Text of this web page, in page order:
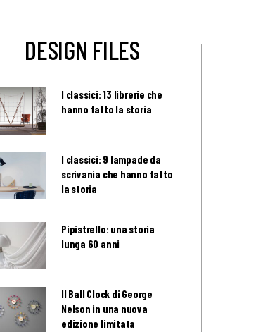
DESIGN FILES
I classici: 13 librerie che
hanno fatto la storia
I classici: 9 lampade da
scrivania che hanno fatto
la storia
Pipistrello: una storia
lunga 60 anni
Il Ball Clock di George
Nelson in una nuova
edizione limitata